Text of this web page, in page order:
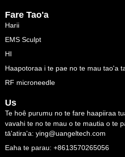
Fare Tao'a
Harii
EMS Sculpt
HI
Haapotoraa i te pae no te mau tao'a
RF microneedle
Us
Te hoê purumu no te fare haapiiraa
vavahi te no te mau o te mautia o te
tā'atira'a: ying@uangeltech.com
Eaha te parau: +8613570265056